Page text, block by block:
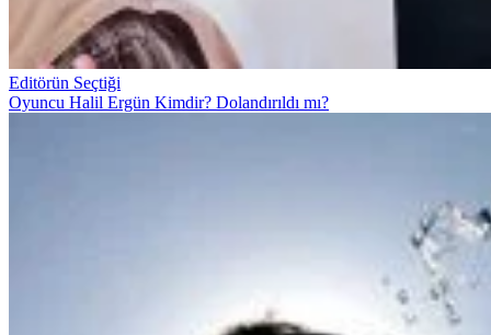
Editörün Seçtiği
Oyuncu Halil Ergün Kimdir? Dolandırıldı mı?